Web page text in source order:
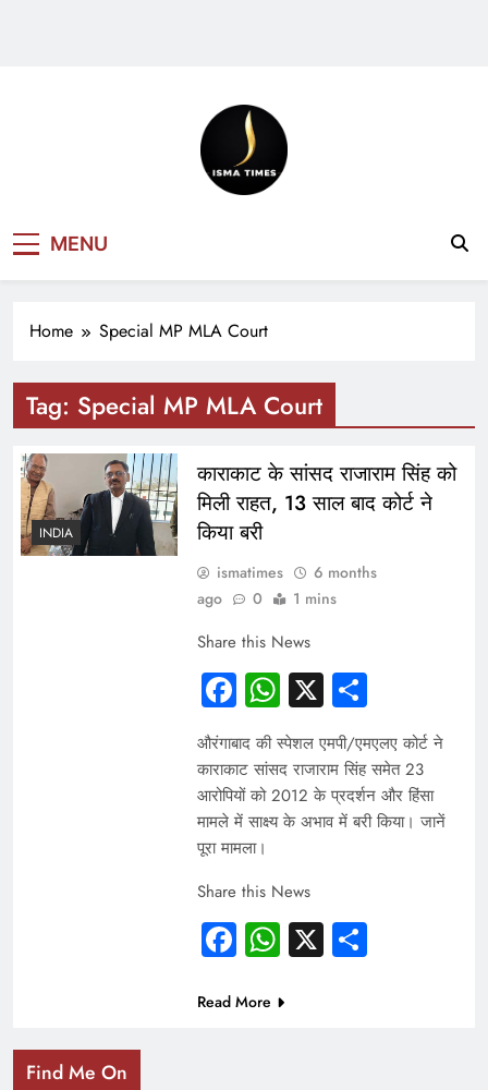
NEWS
MENU
Home Special MP MLA Court
Tag: Special MP MLA Court
INDIA
काराकाट के सांसद राजाराम सिंह को
मिली राहत, 13 साल बाद कोर्ट ने
किया बरी
ismatimes
6 months
ago
0 1 mins
Share this News
Facebook
WhatsApp
X Share
औरंगाबाद की स्पेशल एमपी/एमएलए कोर्ट ने
काराकाट सांसद राजाराम सिंह समेत 23
आरोपियों को 2012 के प्रदर्शन और हिंसा
मामले में साक्ष्य के अभाव में बरी किया। जानें
पूरा मामला।
Share this News
Facebook
WhatsApp
X Share
Read More
Find Me On